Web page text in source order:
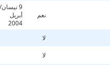
نعم
9 نيسان/
أبريل
2004